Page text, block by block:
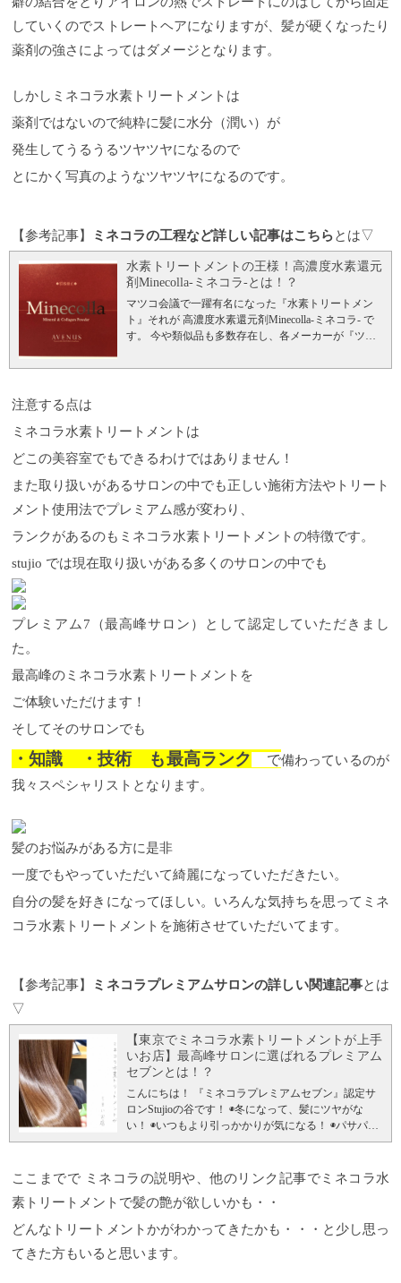
していくのでストレートヘアになりますが、髪が硬くなったり
薬剤の強さによってはダメージとなります。
しかしミネコラ水素トリートメントは
薬剤ではないので純粋に髪に水分（潤い）が
発生してうるうるツヤツヤになるので
とにかく写真のようなツヤツヤになるのです。
【参考記事】 ミネコラの工程など詳しい記事はこちらとは▽
水素トリートメントの王様！高濃度水素還元
剤Minecolla-ミネコラ-とは！？
マツコ会議で一躍有名になった『水素トリートメン
ト』それが 高濃度水素還元剤Minecolla-ミネコラ- で
す。 今や類似品も多数存在し、各メーカーが『ツヤ
す。 しかしやはりパイオニアの力は強いようで一度
全く別物です！ この記事を読んでいただければミネ
ます！！↑ 新型コロナウィルスの流行で美容室にい
ってもいいのかな？と不安になられている方もいら
けるようにStujioでは感染症対策をし、皆様のご来店
をお待ちしております。 是非、安心してお越しくだ
さい。 ミネコラ水素トリートメントの6つの特性と
は！！ そんな高濃度水素還元剤Minecolla-ミネコラ-に
ということのなのです。 ミネコラを施術した髪の毛
と『天然活性水素』を髪の内部の『活性酸素』と結
アイロンのたびに『潤う！』という現象がおこるの
です。 ２）ヘアカラーの退色防止 乾燥した髪は、ヘ
アカラーをしてもすぐに退色してしまいます。ミネ
コラをして水分保持力が高まり潤いある髪になると
色の保持期間も長くなります。また仕上がりの色味
も深みのある色相になります。 ３）スタイルキープ
した髪は水素が多く含まれるので水素結合が強くな
ります。それにより一度かたち付けられたものがキ
ープされやすくなります。 ４）髪のクセを緩和 髪の
毛のクセの原因は髪一本の内部の『水分バランスの
ます。ミネコラで水分量が増え潤いが満遍なく入る
はしっかりする。水分で潤いに満ちた髪は質量は重
するわけではありませんが熱の力を利用して潤いを
満たすので『縮毛矯正』『デジタルパーマ』などの
高温の施術からも髪を守ります。 ダメージゼロでパ
サパサの髪を自分史上最高のツヤ髪に！
特におすすめします！ ・自分の『素髪』で綺麗にし
ていきたい ・今までのトリートメントでのツヤ感が
満足できない ・縮毛矯正をすると痛むのが気になる
ミネコラ水素トリートメントのメリットは ・ダメー
を変化させない） ・まとまりが出る（パサパサがお
じます） ・カラーと同時に施術するとより効果的
（カラーリングで発生する活性酸素を除去します）
・最高のツヤ 本当にCMの様なツヤが髪に出るので一
度お試しいただけると実感いただけます！
注意する点は
ミネコラ水素トリートメントは
どこの美容室でもできるわけではありません！
また取り扱いがあるサロンの中でも正しい施術方法やトリート
メント使用法でプレミアム感が変わり、
ランクがあるのもミネコラ水素トリートメントの特徴です。
stujio では現在取り扱いがある多くのサロンの中でも
プレミアム7（最高峰サロン）として認定していただきまし
た。
最高峰のミネコラ水素トリートメントを
ご体験いただけます！
そしてそのサロンでも
・知識 ・技術 も最高ランク で備わっているのが
我々スペシャリストとなります。
髪のお悩みがある方に是非
一度でもやっていただいて綺麗になっていただきたい。
自分の髪を好きになってほしい。いろんな気持ちを思ってミネ
コラ水素トリートメントを施術させていただいてます。
【参考記事】 ミネコラプレミアムサロンの詳しい関連記事とは
▽
【東京でミネコラ水素トリートメントが上手
いお店】最高峰サロンに選ばれるプレミアム
セブンとは！？
こんにちは！ 『ミネコラプレミアムセブン』認定サ
ロンStujioの谷です！ ◉冬になって、髪にツヤがな
い！ ◉いつもより引っかかりが気になる！ ◉パサパサ
する！ ◉乾燥する！とお悩みの方は多いのではない
水素トリートメントについてお話ししたいと思いま
ラ水素トリートメントとは、トリートメントでもな
い、縮毛矯正でもない「質感矯正」と名付けられて
いる新しいトリートメント！！ 傷んだ髪の内部に
は、 悪玉活性酸素(HO)ヒドロキシラジカルが発生し
ここまでで ミネコラの説明や、他のリンク記事でミネコラ水
素トリートメントで髪の艶が欲しいかも・・
どんなトリートメントかがわかってきたかも・・・と少し思っ
てきた方もいると思います。